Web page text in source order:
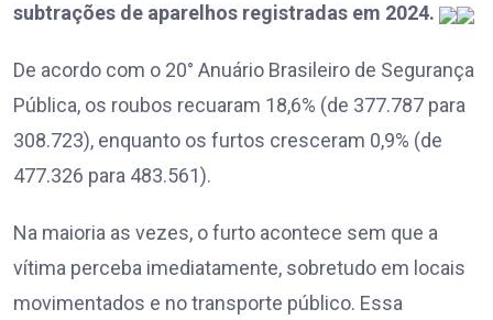
subtrações de aparelhos registradas em 2024.
De acordo com o 20° Anuário Brasileiro de Segurança
Pública, os roubos recuaram 18,6% (de 377.787 para
308.723), enquanto os furtos cresceram 0,9% (de
477.326 para 483.561).
Na maioria as vezes, o furto acontece sem que a
vítima perceba imediatamente, sobretudo em locais
movimentados e no transporte público. Essa